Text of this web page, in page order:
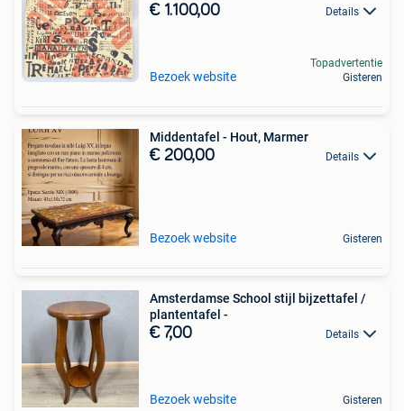
€ 1.100,00 Details
Bezoek website
Topadvertentie
Gisteren
Middentafel - Hout, Marmer
€ 200,00 Details
Bezoek website Gisteren
Amsterdamse School stijl bijzettafel /
plantentafel -
€ 7,00 Details
Bezoek website Gisteren